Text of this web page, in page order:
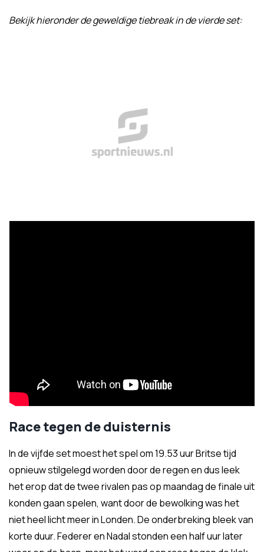
Bekijk hieronder de geweldige tiebreak in de vierde set:
Race tegen de duisternis
In de vijfde set moest het spel om 19.53 uur Britse tijd
opnieuw stilgelegd worden door de regen en dus leek
het erop dat de twee rivalen pas op maandag de finale uit
konden gaan spelen, want door de bewolking was het
niet heel licht meer in Londen. De onderbreking bleek van
korte duur. Federer en Nadal stonden een half uur later